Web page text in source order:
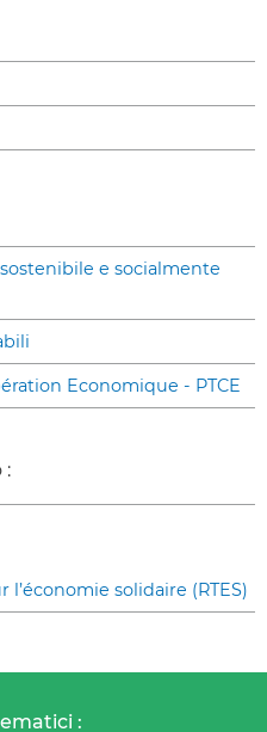
e socialmente
Economique - PTCE
:
solidaire (RTES)
: